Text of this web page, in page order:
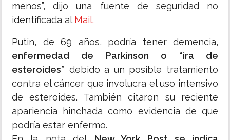
menos”, dijo una fuente de seguridad no
identificada al Mail.
Putin, de 69 años, podría tener demencia,
enfermedad de Parkinson o “ira de
esteroides” debido a un posible tratamiento
contra el cáncer que involucra el uso intensivo
de esteroides. También citaron su reciente
apariencia hinchada como evidencia de que
podría estar enfermo.